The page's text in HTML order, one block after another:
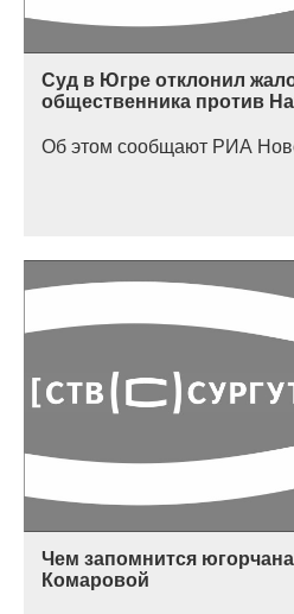
Суд в Югре отклонил
общественника против
Об этом сообщают РИА
Чем запомнится
Комаровой